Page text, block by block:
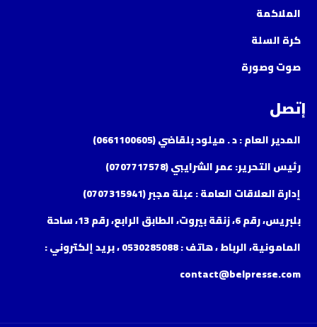
الملاكمة
كرة السلة
صوت وصورة
إتصل
المدير العام : د . ميلود بلقاضي (0661100605)
رئيس التحرير: عمر الشرايبي (0707717578)
إدارة العلاقات العامة : عبلة مجبر (0707315941)
بلبريس، رقم 6، زنقة بيروت، الطابق الرابع، رقم 13، ساحة
المامونية، الرباط ، هاتف : 0530285088 ، بريد إلكتروني :
contact@belpresse.com